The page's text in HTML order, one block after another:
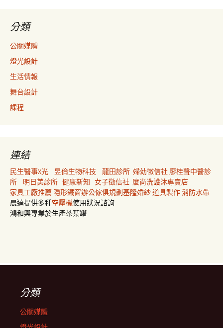
分類
公關媒體
燈光設計
生活情報
舞台設計
課程
連結
民生醫事X光 昱倫生物科技 龍田診所 婦幼徵信社 廖桂聲中醫診
所
明日美診所 健康新知 女子徵信社 麼尚洗護沐專賣店
家具工廠推薦 隱形鐵窗辦公傢俱規劃基隆婚紗道具製作消防水帶
晨達提供多種空壓機使用狀況諮詢
鴻和興專業於生產茶葉罐
分類
公關媒體